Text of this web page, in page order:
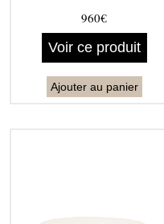
960€
Voir ce produit
Ajouter au panier